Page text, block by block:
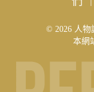
© 2026 人物
本網